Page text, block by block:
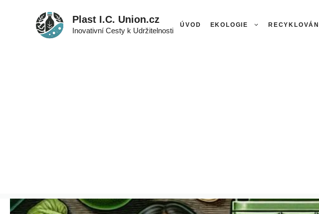
Plast I.C. Union.cz
Inovativní Cesty k Udržitelnosti
ÚVOD EKOLOGIE RECYKLOVÁNÍ